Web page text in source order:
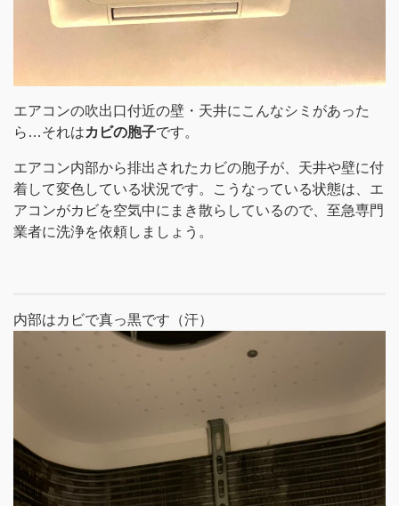
エアコンの吹出口付近の壁・天井にこんなシミがあった
ら…それはカビの胞子です。
エアコン内部から排出されたカビの胞子が、天井や壁に付
着して変色している状況です。こうなっている状態は、エ
アコンがカビを空気中にまき散らしているので、至急専門
業者に洗浄を依頼しましょう。
内部はカビで真っ黒です（汗）